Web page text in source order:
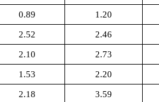
0.89 1.20
2.52 2.46
2.10 2.73
1.53 2.20
2.18 3.59